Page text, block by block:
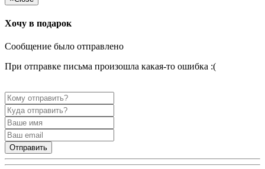
Хочу в подарок
Сообщение было отправлено
При отправке письма произошла какая-то ошибка :(
Отправить